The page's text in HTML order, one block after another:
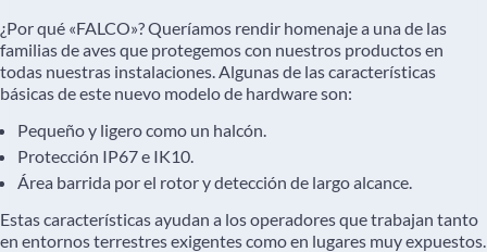
¿Por qué «FALCO»? Queríamos rendir homenaje a una de las
familias de aves que protegemos con nuestros productos en
todas nuestras instalaciones. Algunas de las características
básicas de este nuevo modelo de hardware son:
Pequeño y ligero como un halcón.
Protección IP67 e IK10.
Área barrida por el rotor y detección de largo alcance.
Estas características ayudan a los operadores que trabajan tanto
en entornos terrestres exigentes como en lugares muy expuestos.